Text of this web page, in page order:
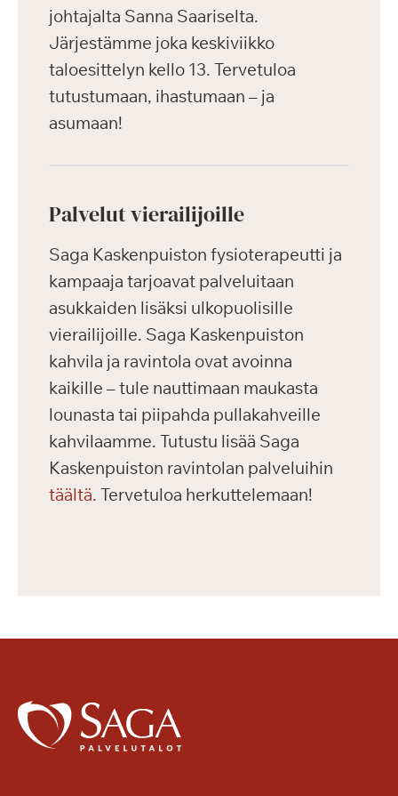
johtajalta Sanna Saariselta.
Järjestämme joka keskiviikko
taloesittelyn kello 13. Tervetuloa
tutustumaan, ihastumaan – ja
asumaan!
Palvelut vierailijoille
Saga Kaskenpuiston fysioterapeutti ja
kampaaja tarjoavat palveluitaan
asukkaiden lisäksi ulkopuolisille
vierailijoille. Saga Kaskenpuiston
kahvila ja ravintola ovat avoinna
kaikille – tule nauttimaan maukasta
lounasta tai piipahda pullakahveille
kahvilaamme. Tutustu lisää Saga
Kaskenpuiston ravintolan palveluihin
täältä. Tervetuloa herkuttelemaan!